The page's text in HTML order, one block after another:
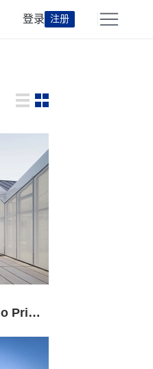
登录 注册
巴利亚多利德艺术学校 / Estudio Primitivo González | eGa